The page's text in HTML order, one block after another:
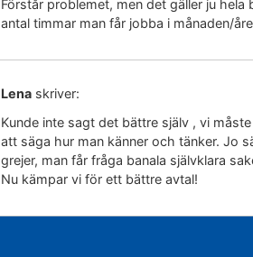
Förstår problemet, men det gäller ju
antal timmar man får jobba i månaden/
Lena skriver:
Kunde inte sagt det bättre själv , vi
att säga hur man känner och tänker. Jo
grejer, man får fråga banala självklara
Nu kämpar vi för ett bättre avtal!